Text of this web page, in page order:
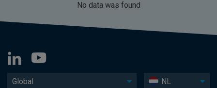
No data was found
Global NL